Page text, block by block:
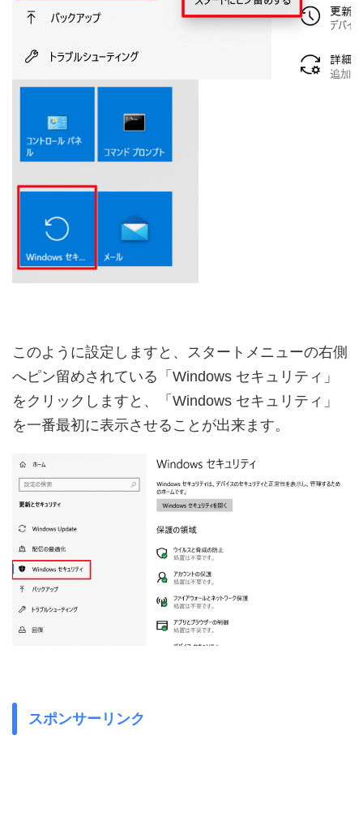
このように設定しますと、スタートメニューの右側
へピン留めされている「Windows セキュリティ」
をクリックしますと、「Windows セキュリティ」
を一番最初に表示させることが出来ます。
スポンサーリンク